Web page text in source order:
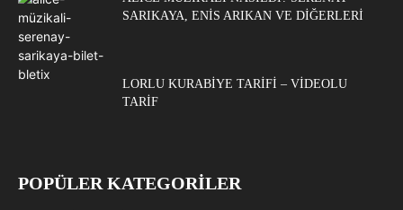
SARIKAYA, ENIS ARIKAN VE DIĞERLERI
LORLU KURABIYE TARIFI – VIDEOLU
TARIF
POPÜLER KATEGORİLER